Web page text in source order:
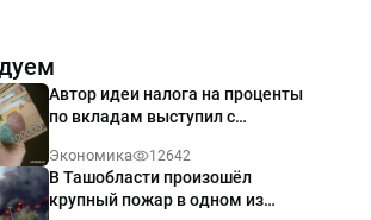
Автор идеи налога на проценты
по вкладам выступил с
Экономика 12642
В Ташобласти произошёл
крупный пожар в одном из